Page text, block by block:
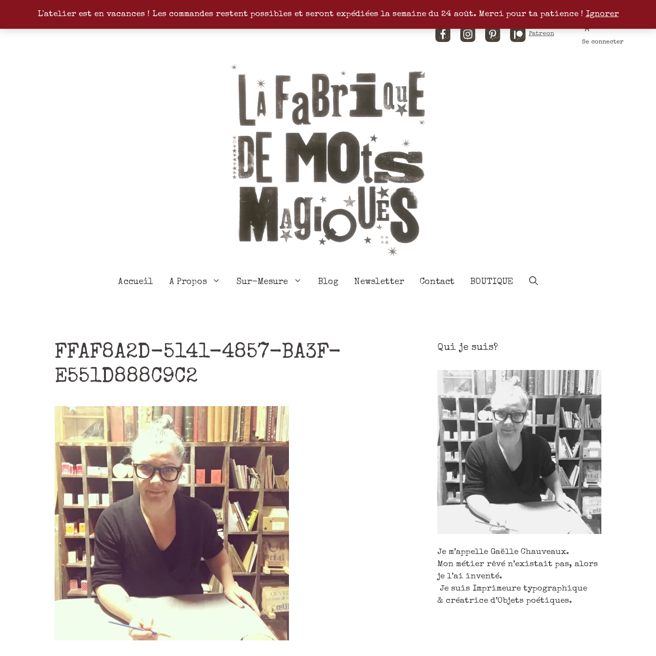
L'atelier est en vacances ! Les commandes restent possibles et seront expédiées la semaine du 24 août. Merci pour ta patience ! Ignorer
FacebookInstagramPinterestPatreon
Se connecter
Accueil A Propos Sur-Mesure Blog Newsletter Contact BOUTIQUE
FFAF8A2D-5141-4857-BA3F-
E551D888C9C2
Qui je suis?
Je m’appelle Gaëlle Chauveaux.
Mon métier rêvé n’existait pas, alors
je l’ai inventé.
Je suis Imprimeure typographique
& créatrice d’Objets poétiques.